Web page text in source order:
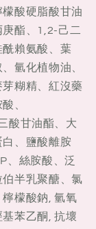
酸硬脂酸甘油
庚酯、1,2-己二
賴氨酸、葉
氫化植物油、
糊精、紅沒藥
、
酸甘油酯、大
、鹽酸離胺
、絲胺酸、泛
半乳聚醣、氯
檬酸鈉, 氫氧
苯乙酮, 抗壞